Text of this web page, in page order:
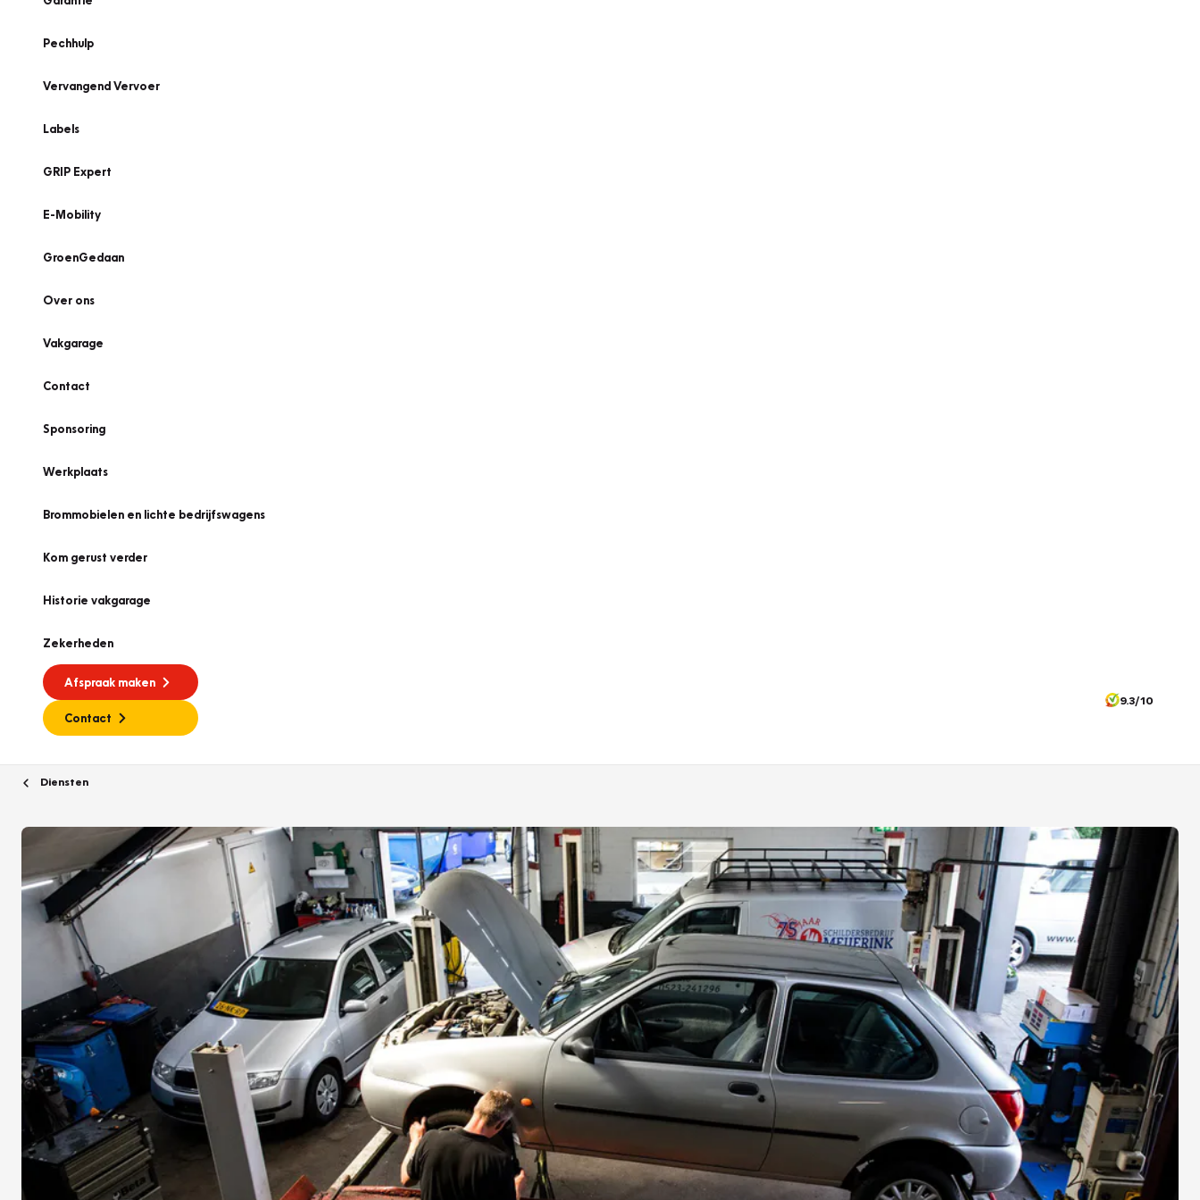
Pechhulp
Vervangend Vervoer
Labels
GRIP Expert
E-Mobility
GroenGedaan
Over ons
Vakgarage
Contact
Sponsoring
Werkplaats
Brommobielen en lichte bedrijfswagens
Kom gerust verder
Historie vakgarage
Zekerheden
Afspraak maken
Contact
9.3/10
Diensten